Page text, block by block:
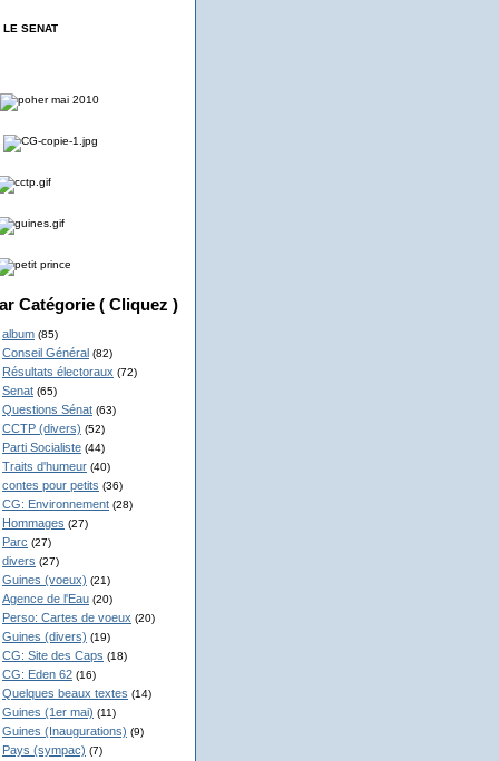
LE SENAT
Catégorie ( Cliquez )
album (85)
Conseil Général (82)
Résultats électoraux (72)
Senat (65)
Questions Sénat (63)
CCTP (divers) (52)
Parti Socialiste (44)
Traits d'humeur (40)
contes pour petits (36)
CG: Environnement (28)
Hommages (27)
Parc (27)
divers (27)
Guines (voeux) (21)
Agence de l'Eau (20)
Perso: Cartes de voeux (20)
Guines (divers) (19)
CG: Site des Caps (18)
CG: Eden 62 (16)
Quelques beaux textes (14)
Guines (1er mai) (11)
Guines (Inaugurations) (9)
Pays (sympac) (7)